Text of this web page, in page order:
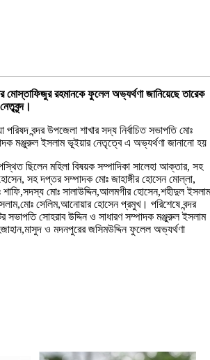
মোস্তাফিজুর রহমানকে ফুলেল অভ্যর্থণা জানিয়েছে তারেক
বন্দর উপজেলা শাখার সদ্য নির্বাচিত সভাপতি মোঃ
মঞ্জুরুল ইসলাম ভূইয়ার নেতৃত্বে এ অভ্যর্থণা জানানো
ছিলেন মহিলা বিষয়ক সম্পাদিকা সালেহা আক্তার, সহ
সহ দপ্তর সম্পাদক মোঃ জাহাঙ্গীর হোসেন মোল্লা,
মোঃ সালাউদ্দিন,আলমগীর হোসেন,শহীদুল ইসলাম
সেলিম,আনোয়ার হোসেন প্রমুখ। পরিশেষে বন্দর
সভাপতি সোহরাব উদ্দিন ও সাধারণ সম্পাদক মঞ্জুরুল ইসলাম
ও মদনপুরের জসিমউদ্দিন ফুলেল অভ্যর্থণা